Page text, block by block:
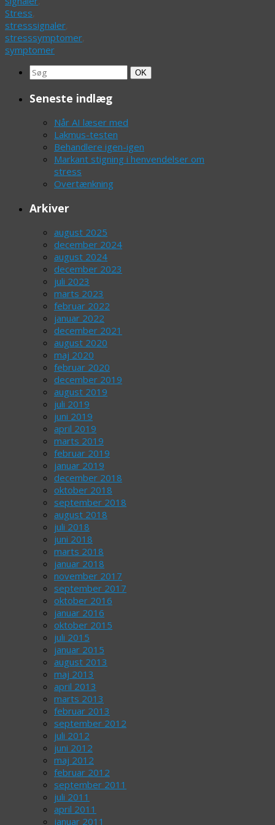
Stress
stresssignaler
stresssymptomer
symptomer
Search
for:
Søg
OK
Seneste indlæg
Når AI læser med
Lakmus-testen
Behandlere igen-igen
Markant stigning i henvendelser om
stress
Overtænkning
Arkiver
august 2025
december 2024
august 2024
december 2023
juli 2023
marts 2023
februar 2022
januar 2022
december 2021
august 2020
maj 2020
februar 2020
december 2019
august 2019
juli 2019
juni 2019
april 2019
marts 2019
februar 2019
januar 2019
december 2018
oktober 2018
september 2018
august 2018
juli 2018
juni 2018
marts 2018
januar 2018
november 2017
september 2017
oktober 2016
januar 2016
oktober 2015
juli 2015
januar 2015
august 2013
maj 2013
april 2013
marts 2013
februar 2013
september 2012
juli 2012
juni 2012
maj 2012
februar 2012
september 2011
juli 2011
april 2011
januar 2011